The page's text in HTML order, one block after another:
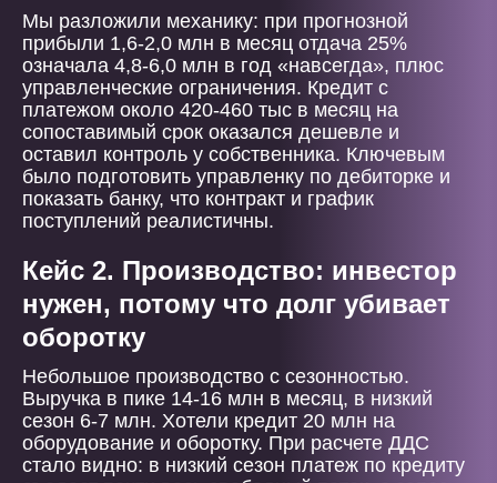
Мы разложили механику: при прогнозной
прибыли 1,6-2,0 млн в месяц отдача 25%
означала 4,8-6,0 млн в год «навсегда», плюс
управленческие ограничения. Кредит с
платежом около 420-460 тыс в месяц на
сопоставимый срок оказался дешевле и
оставил контроль у собственника. Ключевым
было подготовить управленку по дебиторке и
показать банку, что контракт и график
поступлений реалистичны.
Кейс 2. Производство: инвестор
нужен, потому что долг убивает
оборотку
Небольшое производство с сезонностью.
Выручка в пике 14-16 млн в месяц, в низкий
сезон 6-7 млн. Хотели кредит 20 млн на
оборудование и оборотку. При расчете ДДС
стало видно: в низкий сезон платеж по кредиту